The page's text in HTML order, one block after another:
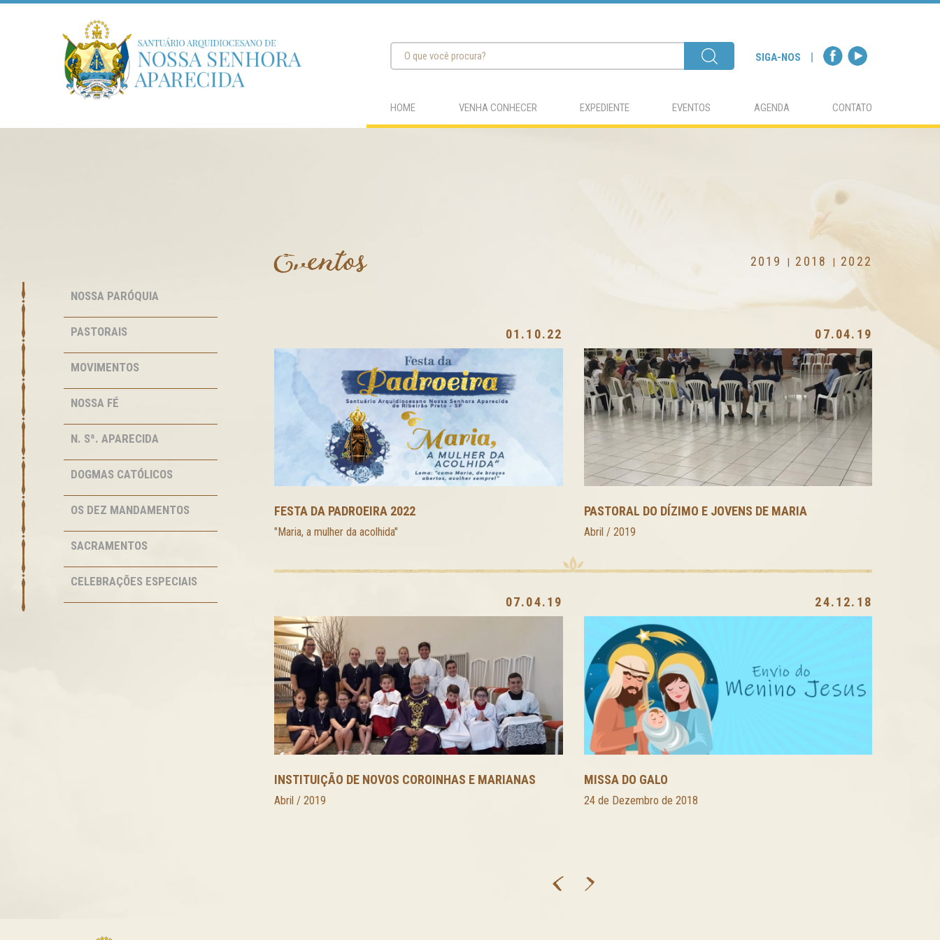
SIGA-NOS
HOME VENHA CONHECER EXPEDIENTE EVENTOS AGENDA CONTATO
NOSSA PARÓQUIA
PASTORAIS
MOVIMENTOS
NOSSA FÉ
N. Sª. APARECIDA
DOGMAS CATÓLICOS
OS DEZ MANDAMENTOS
SACRAMENTOS
CELEBRAÇÕES ESPECIAIS
Eventos 2019 | 2018 | 2022
01.10.22
FESTA DA PADROEIRA 2022
"Maria, a mulher da acolhida"
07.04.19
PASTORAL DO DÍZIMO E JOVENS DE MARIA
Abril / 2019
07.04.19
INSTITUIÇÃO DE NOVOS COROINHAS E MARIANAS
Abril / 2019
24.12.18
MISSA DO GALO
24 de Dezembro de 2018